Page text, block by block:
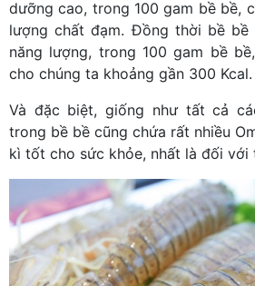
dưỡng cao, trong 100 gam bề bề,
lượng chất đạm. Đồng thời bề bề
năng lượng, trong 100 gam bề
cho chúng ta khoảng gần 300 Kcal.
Và đặc biệt, giống như tất cả
trong bề bề cũng chứa rất nhiều
kì tốt cho sức khỏe, nhất là đối với